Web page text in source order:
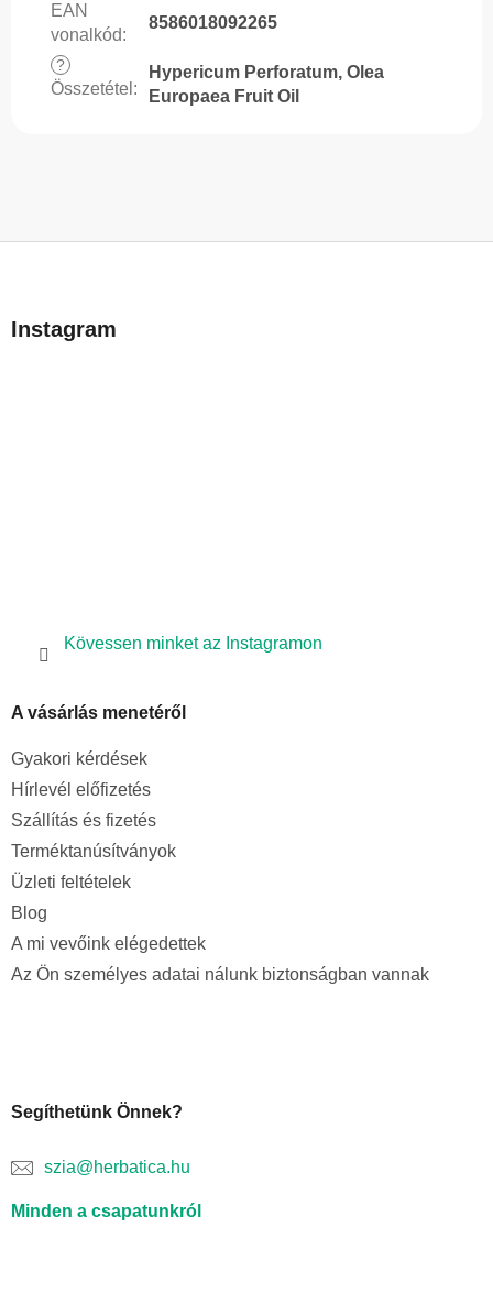
EAN
vonalkód:
8586018092265
?
Összetétel :
Hypericum Perforatum, Olea
Europaea Fruit Oil
bInstagram
Kövessen minket az Instagramon
A vásárlás menetéről
Gyakori kérdések
Hírlevél előfizetés
Szállítás és fizetés
Terméktanúsítványok
Üzleti feltételek
Blog
A mi vevőink elégedettek
Az Ön személyes adatai nálunk biztonságban vannak
Segíthetünk Önnek?
szia@herbatica.hu
Minden a csapatunkról